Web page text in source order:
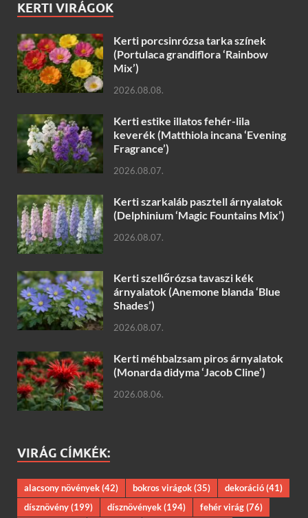
KERTI VIRÁGOK
Kerti porcsinrózsa tarka színek
(Portulaca grandiflora ‘Rainbow
Mix’)
2026.08.08.
Kerti estike illatos fehér-lila
keverék (Matthiola incana ‘Evening
Fragrance’)
2026.08.07.
Kerti szarkaláb pasztell árnyalatok
(Delphinium ‘Magic Fountains Mix’)
2026.08.07.
Kerti szellőrózsa tavaszi kék
árnyalatok (Anemone blanda ‘Blue
Shades’)
2026.08.07.
Kerti méhbalzsam piros árnyalatok
(Monarda didyma ‘Jacob Cline’)
2026.08.06.
VIRÁG CÍMKÉK:
alacsony növények(42) bokros virágok(35) dekoráció(41)
dísznövény(199) dísznövények(194) fehér virág(76)